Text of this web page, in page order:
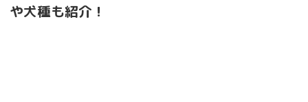
や犬種も紹介！